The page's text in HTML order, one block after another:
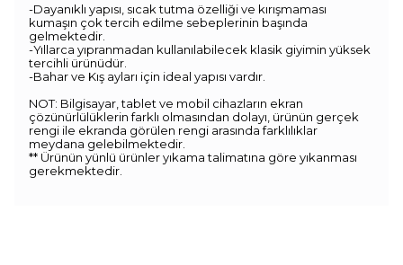
-Dayanıklı yapısı, sıcak tutma özelliği ve kırışmaması
kumaşın çok tercih edilme sebeplerinin başında
gelmektedir.
-Yıllarca yıpranmadan kullanılabilecek klasik giyimin yüksek
tercihli ürünüdür.
-Bahar ve Kış ayları için ideal yapısı vardır.
NOT: Bilgisayar, tablet ve mobil cihazların ekran
çözünürlülüklerin farklı olmasından dolayı, ürünün gerçek
rengi ile ekranda görülen rengi arasında farklılıklar
meydana gelebilmektedir.
** Ürünün yünlü ürünler yıkama talimatına göre yıkanması
gerekmektedir.